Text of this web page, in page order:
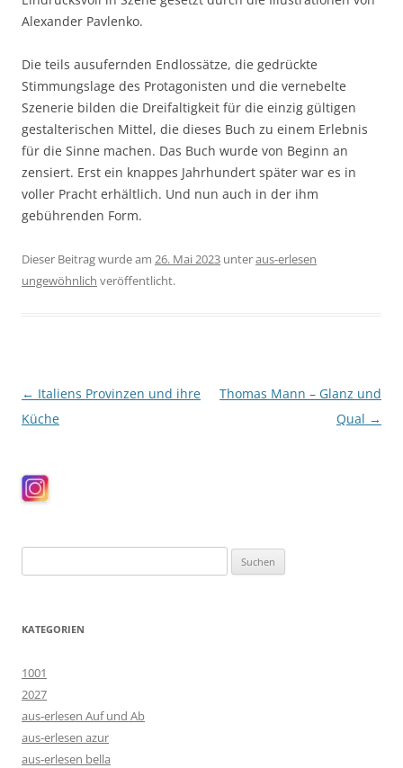
Alexander Pavlenko.
Die teils ausufernden Endlossätze, die gedrückte
Stimmungslage des Protagonisten und die vernebelte
Szenerie bilden die Dreifaltigkeit für die einzig gültigen
gestalterischen Mittel, die dieses Buch zu einem Erlebnis
für die Sinne machen. Das Buch wurde von Beginn an
zensiert. Erst ein knappes Jahrhundert später war es in
voller Pracht erhältlich. Und nun auch in der ihm
gebührenden Form.
Dieser Beitrag wurde am 26. Mai 2023 unteraus-erlesen
ungewöhnlich veröffentlicht.
Beitragsnavigation
← Italiens Provinzen und ihre
Küche
Thomas Mann – Glanz und
Qual →
nach:
KATEGORIEN
1001
2027
aus-erlesen Auf und Ab
aus-erlesen azur
aus-erlesen bella